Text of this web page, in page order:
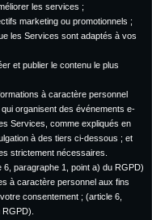
les services ;
marketing ou promotionnels ;
les Services sont adaptés à vos
et publier le contenu le plus
à caractère personnel
organisent des événements e-
Services, comme expliqués en
à des tiers ci-dessous ; et
strictement nécessaires.
paragraphe 1, point a) du RGPD)
à caractère personnel aux fins
consentement ; (article 6,